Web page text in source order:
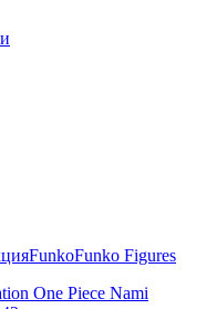
FunkoFunko Figures